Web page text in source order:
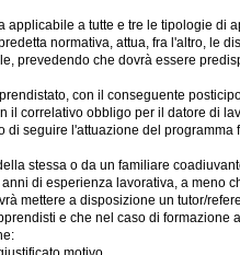
applicabile a tutte e tre le tipologie di
normativa, attua, fra l'altro, le
che dovrà essere
con il conseguente
correlativo obbligo per il datore di
seguire l'attuazione del
stessa o da un familiare
di esperienza lavorativa, a meno
mettere a disposizione un tutor/
e che nel caso di